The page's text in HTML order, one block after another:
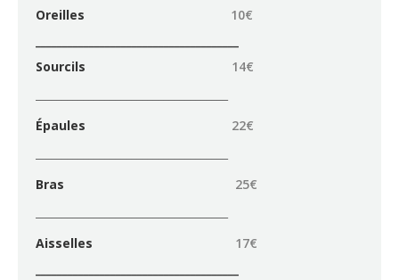
Oreilles
10€
Sourcils
14€
Épaules 22€
Bras 25€
Aisselles
17€